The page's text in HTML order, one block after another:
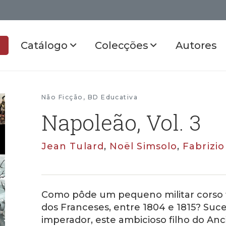
Catálogo Colecções Autores
Não Ficção , BD Educativa
Napoleão, Vol. 3
Jean Tulard, Noël Simsolo,
Como pôde um pequeno militar corso
dos Franceses, entre 1804 e 1815?
imperador, este ambicioso filho do